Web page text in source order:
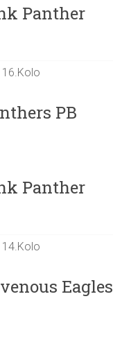
Panther
16.Kolo
PB
Panther
14.Kolo
Eagles